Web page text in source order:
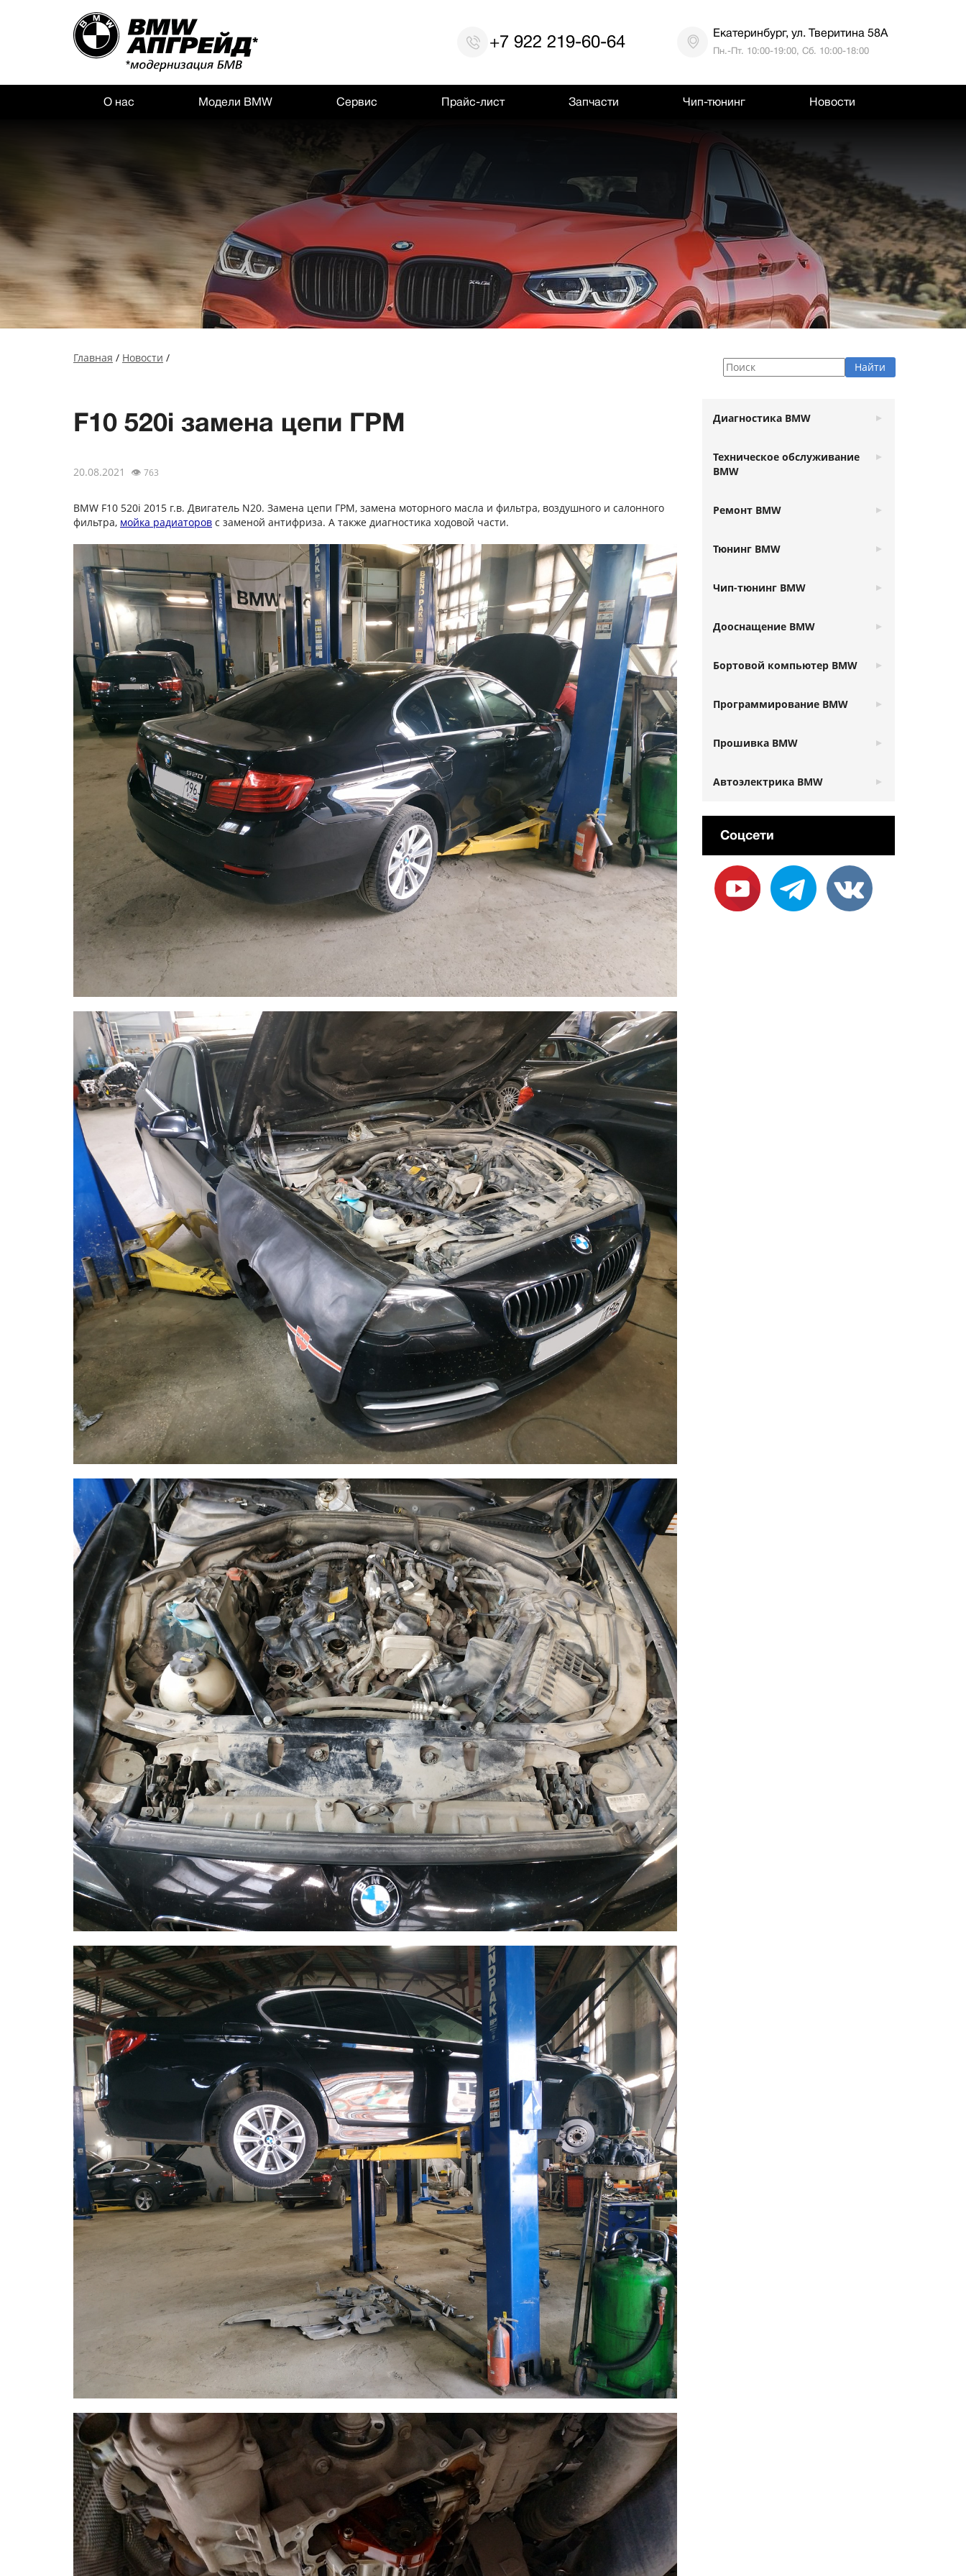
+7 922 219-60-64 Екатеринбург, ул. Тверитина 58А
Пн.-Пт. 10:00-19:00, Сб. 10:00-18:00
О нас Модели BMW Сервис Прайс-лист Запчасти Чип-тюнинг Новости
Главная / Новости /
F10 520i замена цепи ГРМ
20.08.2021 👁 763
BMW F10 520i 2015 г.в. Двигатель N20. Замена цепи ГРМ, замена моторного масла и фильтра, воздушного и салонного
фильтра, мойка радиаторов с заменой антифриза. А также диагностика ходовой части.
Диагностика BMW
Техническое обслуживание
BMW
Ремонт BMW
Тюнинг BMW
Чип-тюнинг BMW
Дооснащение BMW
Бортовой компьютер BMW
Программирование BMW
Прошивка BMW
Автоэлектрика BMW
Соцсети